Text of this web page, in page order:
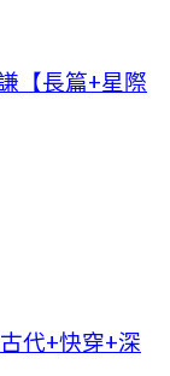
【長篇+星際
代+快穿+深